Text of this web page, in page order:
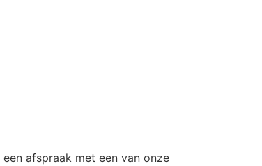
afspraak met een van onze